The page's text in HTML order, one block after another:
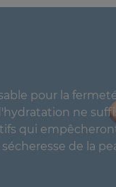
pour la
ne
qui
de la